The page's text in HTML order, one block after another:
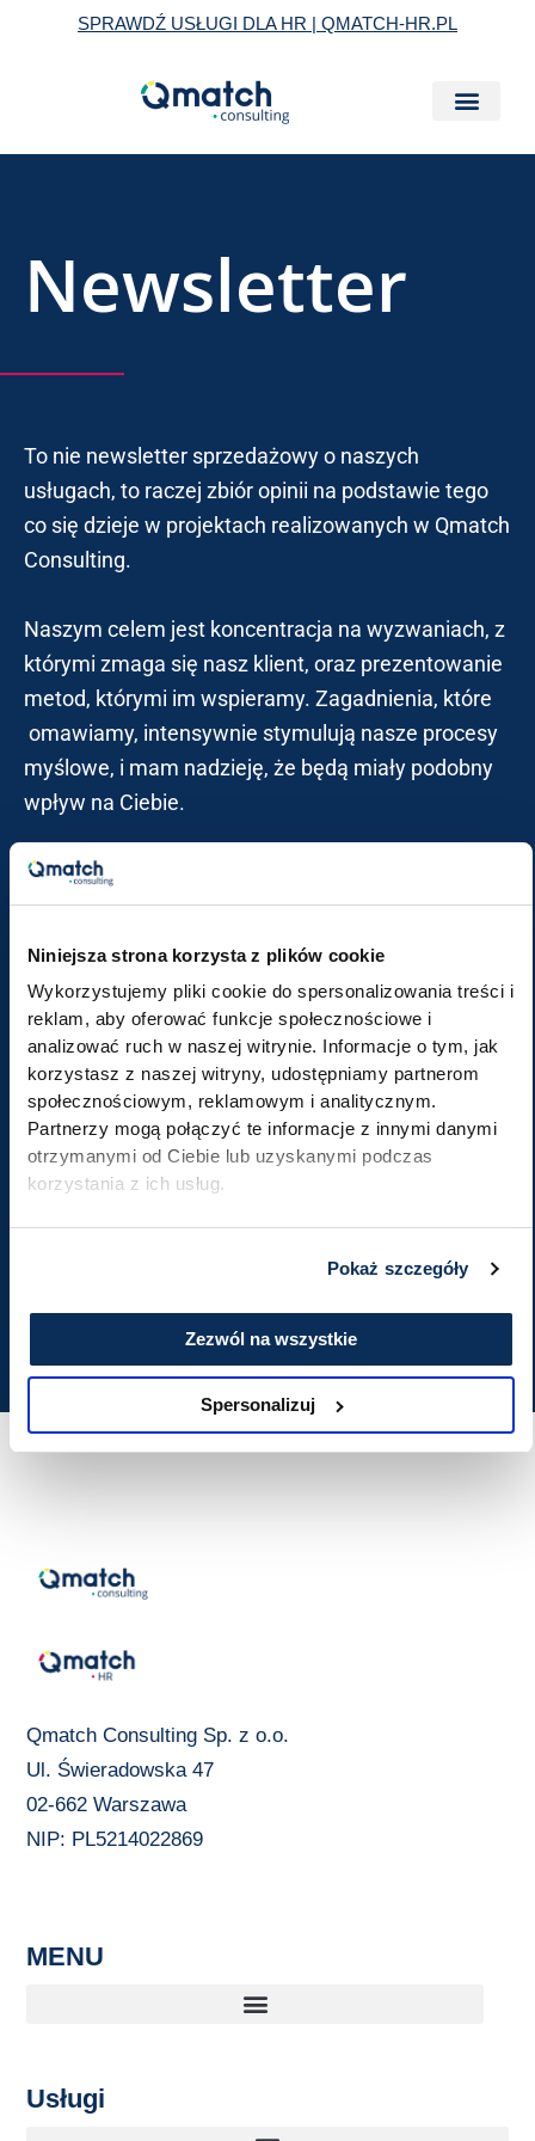
Niniejsza strona korzysta z plików cookie
Wykorzystujemy pliki cookie do spersonalizowania treści i
reklam, aby oferować funkcje społecznościowe i
analizować ruch w naszej witrynie. Informacje o tym, jak
korzystasz z naszej witryny, udostępniamy partnerom
społecznościowym, reklamowym i analitycznym.
Partnerzy mogą połączyć te informacje z innymi danymi
otrzymanymi od Ciebie lub uzyskanymi podczas
korzystania z ich usług.
Pokaż szczegóły
Zezwól na wszystkie
Spersonalizuj
SPRAWDŹ USŁUGI DLA HR | QMATCH-HR.PL
Newsletter
To nie newsletter sprzedażowy o naszych
usługach, to raczej zbiór opinii na podstawie tego
co się dzieje w projektach realizowanych w Qmatch
Consulting.
Naszym celem jest koncentracja na wyzwaniach, z
którymi zmaga się nasz klient, oraz prezentowanie
metod, którymi im wspieramy. Zagadnienia, które
omawiamy, intensywnie stymulują nasze procesy
myślowe, i mam nadzieję, że będą miały podobny
wpływ na Ciebie.
W każdym wydaniu naszego biuletynu skupimy się
na jednym konkretnym temacie, dając Ci
Wpisz swój adres e-
mail, aby otrzymywać
newsletter
W każdej chwili możesz się z niego łatwo wypisać.
Qmatch Consulting Sp. z o.o.
Ul. Świeradowska 47
02-662 Warszawa
NIP: PL5214022869
MENU
Usługi